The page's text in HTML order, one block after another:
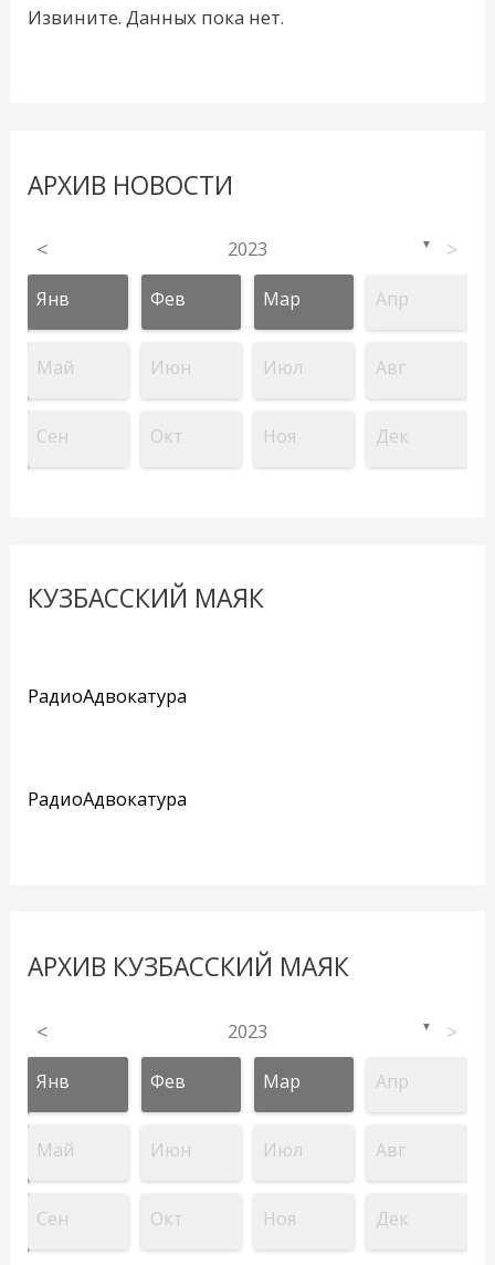
Извините. Данных пока нет.
АРХИВ НОВОСТИ
< 2023 ▼ >
Янв Фев Мар Апр
Май Июн Июл Авг
Сен Окт Ноя Дек
КУЗБАССКИЙ МАЯК
РадиоАдвокатура
РадиоАдвокатура
АРХИВ КУЗБАССКИЙ МАЯК
< 2023 ▼ >
Янв Фев Мар Апр
Май Июн Июл Авг
Сен Окт Ноя Дек